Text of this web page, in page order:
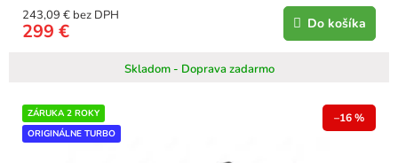
Skladom - Doprava zadarmo
243,09 € bez DPH
299 € Do košíka
ZÁRUKA 2 ROKY
ORIGINÁLNE TURBO
–16 %